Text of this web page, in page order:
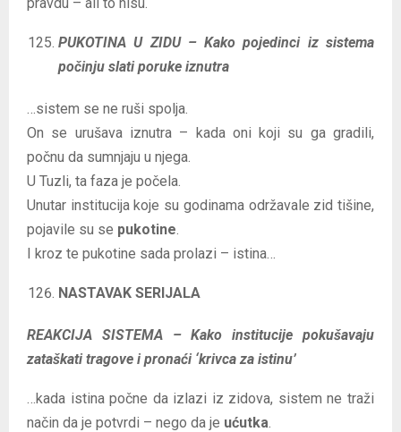
PUKOTINA U ZIDU – Kako pojedinci iz sistema
počinju slati poruke iznutra
…sistem se ne ruši spolja.
On se urušava iznutra – kada oni koji su ga gradili,
počnu da sumnjaju u njega.
U Tuzli, ta faza je počela.
Unutar institucija koje su godinama održavale zid tišine,
pojavile su se pukotine
I kroz te pukotine sada prolazi – istina…
NASTAVAK SERIJALA
REAKCIJA SISTEMA – Kako institucije pokušavaju
zataškati tragove i pronaći ‘krivca za istinu’
…kada istina počne da izlazi iz zidova, sistem ne traži
način da je potvrdi – nego da je ućutka